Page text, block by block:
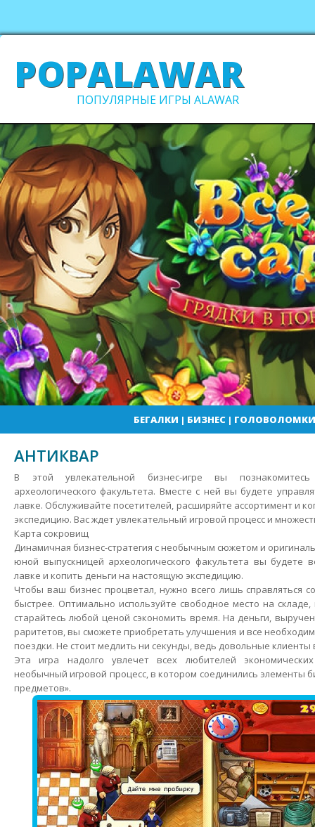
POPALAWAR
ПОПУЛЯРНЫЕ ИГРЫ ALAWAR
БЕГАЛКИ | БИЗНЕС| ГОЛОВОЛОМКИ
АНТИКВАР
В этой увлекательной бизнес-игре вы
археологического факультета. Вместе с ней вы будете
лавке. Обслуживайте посетителей, расширяйте ассортимент и
экспедицию. Вас ждет увлекательный игровой процесс и
Карта сокровищ
Динамичная бизнес-стратегия с необычным сюжетом и
юной выпускницей археологического факультета вы будете
лавке и копить деньги на настоящую экспедицию.
Чтобы ваш бизнес процветал, нужно всего лишь справляться
быстрее. Оптимально используйте свободное место на
старайтесь любой ценой сэкономить время. На деньги,
раритетов, вы сможете приобретать улучшения и все
поездки. Не стоит медлить ни секунды, ведь довольные клиенты
Эта игра надолго увлечет всех любителей
необычный игровой процесс, в котором соединились элементы
предметов».